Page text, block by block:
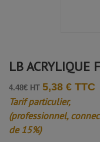
LB ACRYLIQUE
4.48€ HT 5,38 € TTC
Tarif particulier,
(professionnel,
de 15%)